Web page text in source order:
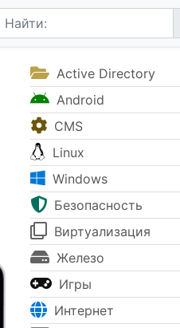
Active Directory
Android
CMS
Linux
Windows
Безопасность
Виртуализация
Железо
Игры
Интернет